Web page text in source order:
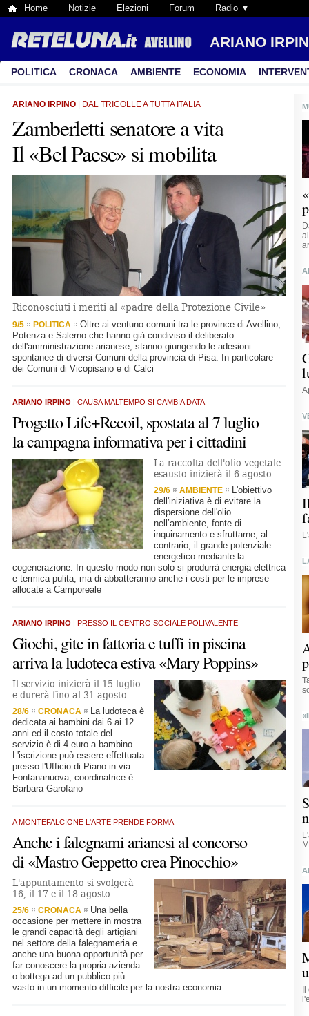
Home Notizie Elezioni Forum Radio ▼
ARIANO
POLITICA CRONACA AMBIENTE ECONOMIA
ARIANO IRPINO | DAL TRICOLLE A TUTTA ITALIA
Zamberletti senatore a vita
Il «Bel Paese» si mobilita
Riconosciuti i meriti al «padre della Protezione Civile»
9/5 POLITICA
Oltre ai ventuno comuni tra le province di Avellino,
Potenza e Salerno che hanno già condiviso il deliberato
dell'amministrazione arianese, stanno giungendo le adesioni
spontanee di diversi Comuni della provincia di Pisa. In particolare
dei Comuni di Vicopisano e di Calci
ARIANO IRPINO | CAUSA MALTEMPO SI CAMBIA DATA
Progetto Life+Recoil, spostata al 7 luglio
la campagna informativa per i cittadini
La raccolta dell'olio vegetale
esausto inizierà il 6 agosto
29/6 AMBIENTE
L'obiettivo
dell'iniziativa è di evitare la
dispersione dell'olio
nell’ambiente, fonte di
inquinamento e sfruttarne, al
contrario, il grande potenziale
energetico mediante la
cogenerazione. In questo modo non solo si produrrà energia elettrica
e termica pulita, ma di abbatteranno anche i costi per le imprese
allocate a Camporeale
ARIANO IRPINO | PRESSO IL CENTRO SOCIALE POLIVALENTE
Giochi, gite in fattoria e tuffi in piscina
arriva la ludoteca estiva «Mary Poppins»
Il servizio inizierà il 15 luglio
e durerà fino al 31 agosto
28/6 CRONACA
La ludoteca è
dedicata ai bambini dai 6 ai 12
anni ed il costo totale del
servizio è di 4 euro a bambino.
L'iscrizione può essere effettuata
presso l'Ufficio di Piano in via
Fontananuova, coordinatrice è
Barbara Garofano
A MONTEFALCIONE L'ARTE PRENDE FORMA
Anche i falegnami arianesi al concorso
di «Mastro Geppetto crea Pinocchio»
L'appuntamento si svolgerà
16, il 17 e il 18 agosto
25/6 CRONACA
Una bella
occasione per mettere in mostra
le grandi capacità degli artigiani
nel settore della falegnameria e
anche una buona opportunità per
far conoscere la propria azienda
o bottega ad un pubblico più
vasto in un momento difficile per la nostra economia